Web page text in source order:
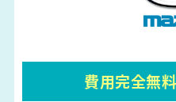
費用完全無料